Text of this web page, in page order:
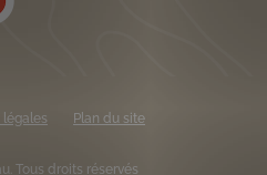
légales Plan du site
Tous droits réservés